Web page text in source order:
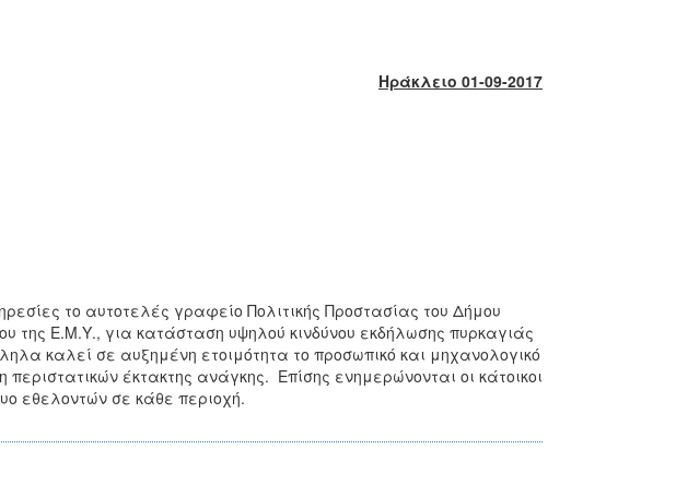
Ηράκλειο 01-09-2017
το αυτοτελές γραφείο Πολιτικής Προστασίας του Δήμου
της Ε.Μ.Υ., για κατάσταση υψηλού κινδύνου εκδήλωσης πυρκαγιάς
καλεί σε αυξημένη ετοιμότητα το προσωπικό και μηχανολογικό
έκτακτης ανάγκης. Επίσης ενημερώνονται οι κάτοικοι
εθελοντών σε κάθε περιοχή.